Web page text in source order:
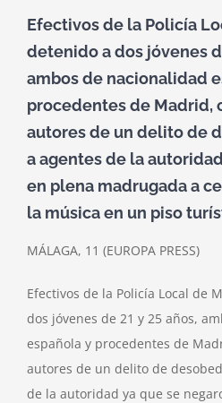
jóvenes
que
se
negaron
cesar
el
ruido
la
en
un
turístico
Efectivos de la Policía
detenido a dos jóvenes
ambos de nacionalidad
procedentes de Madrid,
autores de un delito de
a agentes de la
en plena madrugada a
la música en un piso
MÁLAGA, 11 (EUROPA PRESS)
Efectivos de la Policía Local de
dos jóvenes de 21 y 25 años,
española y procedentes de
autores de un delito de
de la autoridad ya que se